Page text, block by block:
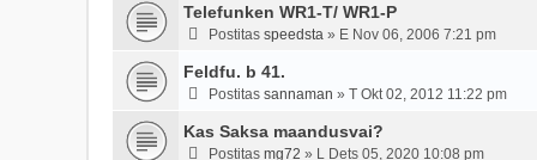
Telefunken WR1-T/ WR1-P
Postitas speedsta » E Nov 06, 2006 7:21 pm
Feldfu. b 41.
Postitas sannaman » T Okt 02, 2012 11:22 pm
Kas Saksa maandusvai?
Postitas mg72 » L Dets 05, 2020 10:08 pm